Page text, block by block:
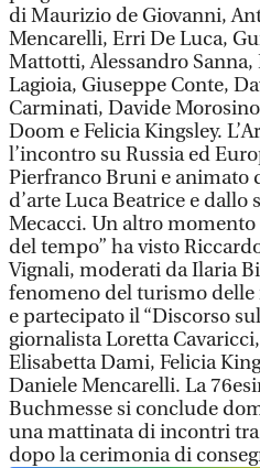
di Maurizio de Giovanni,
Mencarelli, Erri De Luca,
Mattotti, Alessandro Sanna,
Lagioia, Giuseppe Conte,
Carminati, Davide
Doom e Felicia Kingsley.
l’incontro su Russia ed
Pierfranco Bruni e animato
d’arte Luca Beatrice e dallo
Mecacci. Un altro
del tempo” ha visto
Vignali, moderati da Ilaria
fenomeno del turismo
e partecipato il “Discorso
giornalista Loretta
Elisabetta Dami, Felicia
Daniele Mencarelli. La
Buchmesse si conclude
una mattinata di incontri tra
dopo la cerimonia di